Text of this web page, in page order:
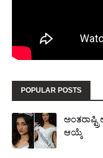
POPULAR POSTS
ಆಯ್ಕೆ